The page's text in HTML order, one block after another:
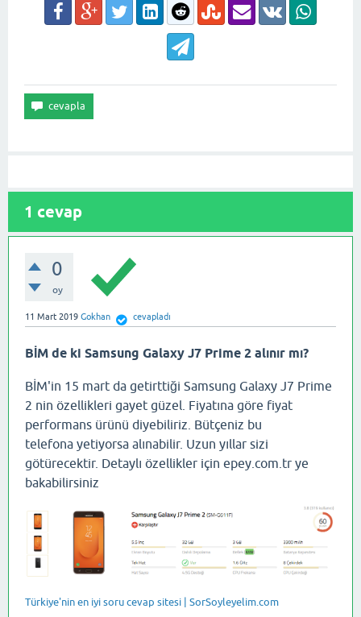
1 cevap
0
oy
11 Mart 2019 Gokhan cevapladı
BİM de ki Samsung Galaxy J7 Prime 2 alınır mı?
BİM'in 15 mart da getirttiği Samsung Galaxy J7 Prime
2 nin özellikleri gayet güzel. Fiyatına göre fiyat
performans ürünü diyebiliriz. Bütçeniz bu
telefona yetiyorsa alınabilir. Uzun yıllar sizi
götürecektir. Detaylı özellikler için epey.com.tr ye
bakabilirsiniz
Türkiye'nin en iyi soru cevap sitesi | SorSoyleyelim.com